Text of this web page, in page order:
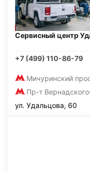
Сервисный центр
+7 (499) 110-86-79
Мичуринский
Пр-т Вернадского
ул. Удальцова, 60